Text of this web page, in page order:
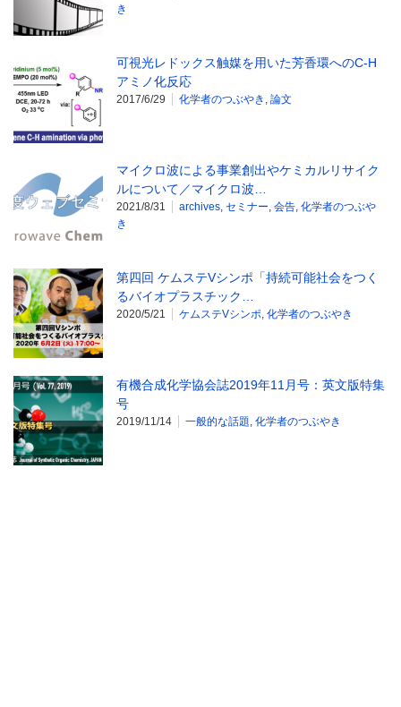
き
可視光レドックス触媒を用いた芳香環へのC-H
アミノ化反応
2017/6/29 化学者のつぶやき , 論文
マイクロ波による事業創出やケミカルリサイク
ルについて／マイクロ波…
2021/8/31 archives, セミナー, 会告, 化学者のつぶや
き
第四回 ケムステVシンポ「持続可能社会をつく
るバイオプラスチック…
2020/5/21 ケムステVシンポ, 化学者のつぶやき
有機合成化学協会誌2019年11月号：英文版特集
号
2019/11/14 一般的な話題, 化学者のつぶやき